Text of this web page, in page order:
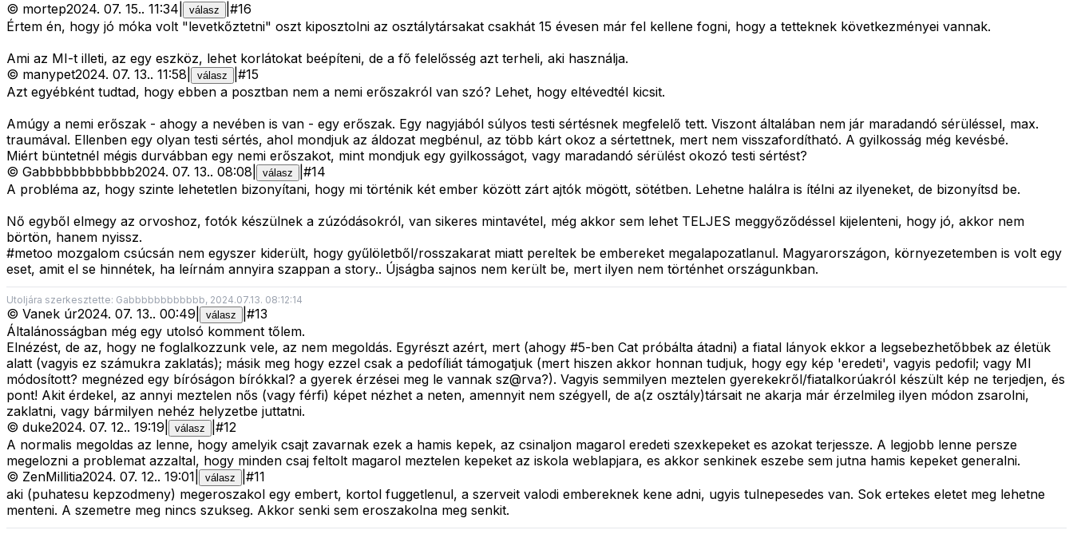
© mortep2024. 07. 15.. 11:34 válasz #16
Értem én, hogy jó móka volt "levetkőztetni" oszt kiposztolni az osztálytársakat csakhát 15 évesen már fel kellene fogni, hogy a tetteknek következményei vannak.
Ami az MI-t illeti, az egy eszköz, lehet korlátokat beépíteni, de a fő felelősség azt terheli, aki használja.
© manypet2024. 07. 13.. 11:58 válasz #15
Azt egyébként tudtad, hogy ebben a posztban nem a nemi erőszakról van szó? Lehet, hogy eltévedtél kicsit.
Amúgy a nemi erőszak - ahogy a nevében is van - egy erőszak. Egy nagyjából súlyos testi sértésnek megfelelő tett. Viszont általában nem jár maradandó sérüléssel, max.
traumával. Ellenben egy olyan testi sértés, ahol mondjuk az áldozat megbénul, az több kárt okoz a sértettnek, mert nem visszafordítható. A gyilkosság még kevésbé.
Miért büntetnél mégis durvábban egy nemi erőszakot, mint mondjuk egy gyilkosságot, vagy maradandó sérülést okozó testi sértést?
© Gabbbbbbbbbbbb2024. 07. 13.. 08:08 válasz #14
A probléma az, hogy szinte lehetetlen bizonyítani, hogy mi történik két ember között zárt ajtók mögött, sötétben. Lehetne halálra is ítélni az ilyeneket, de bizonyítsd be.
Nő egyből elmegy az orvoshoz, fotók készülnek a zúzódásokról, van sikeres mintavétel, még akkor sem lehet TELJES meggyőződéssel kijelenteni, hogy jó, akkor nem
börtön, hanem nyissz.
#metoo mozgalom csúcsán nem egyszer kiderült, hogy gyűlöletből/rosszakarat miatt pereltek be embereket megalapozatlanul. Magyarországon, környezetemben is volt egy
eset, amit el se hinnétek, ha leírnám annyira szappan a story.. Újságba sajnos nem került be, mert ilyen nem történhet országunkban.
Utoljára szerkesztette: Gabbbbbbbbbbbb, 2024.07.13. 08:12:14
© Vanek úr2024. 07. 13.. 00:49 válasz #13
Általánosságban még egy utolsó komment tőlem.
Elnézést, de az, hogy ne foglalkozzunk vele, az nem megoldás. Egyrészt azért, mert (ahogy #5-ben Cat próbálta átadni) a fiatal lányok ekkor a legsebezhetőbbek az életük
alatt (vagyis ez számukra zaklatás); másik meg hogy ezzel csak a pedofíliát támogatjuk (mert hiszen akkor honnan tudjuk, hogy egy kép 'eredeti', vagyis pedofil; vagy MI
módosított? megnézed egy bíróságon bírókkal? a gyerek érzései meg le vannak sz@rva?). Vagyis semmilyen meztelen gyerekekről/fiatalkorúakról készült kép ne terjedjen, és
pont! Akit érdekel, az annyi meztelen nős (vagy férfi) képet nézhet a neten, amennyit nem szégyell, de a(z osztály)társait ne akarja már érzelmileg ilyen módon zsarolni,
zaklatni, vagy bármilyen nehéz helyzetbe juttatni.
© duke2024. 07. 12.. 19:19 válasz #12
A normalis megoldas az lenne, hogy amelyik csajt zavarnak ezek a hamis kepek, az csinaljon magarol eredeti szexkepeket es azokat terjessze. A legjobb lenne persze
megelozni a problemat azzaltal, hogy minden csaj feltolt magarol meztelen kepeket az iskola weblapjara, es akkor senkinek eszebe sem jutna hamis kepeket generalni.
© ZenMillitia2024. 07. 12.. 19:01 válasz #11
aki (puhatesu kepzodmeny) megeroszakol egy embert, kortol fuggetlenul, a szerveit valodi embereknek kene adni, ugyis tulnepesedes van. Sok ertekes eletet meg lehetne
menteni. A szemetre meg nincs szukseg. Akkor senki sem eroszakolna meg senkit.